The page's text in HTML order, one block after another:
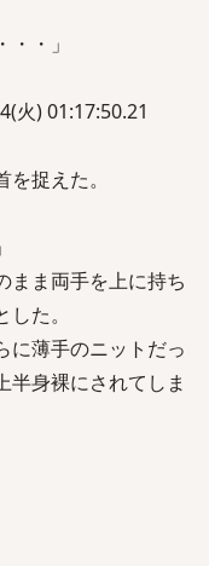
・」
火) 01:17:50.21
捉えた。
ま両手を上に持ち
た。
薄手のニットだっ
半身裸にされてしま